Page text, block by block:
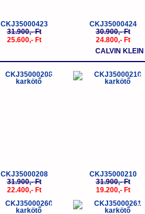
CKJ35000423
31.900,- Ft
25.600,- Ft
CKJ35000424
30.900,- Ft
24.800,- Ft
CALVIN
-30%
CKJ35000208
31.900,- Ft
22.400,- Ft
-
CKJ35000210
31.900,- Ft
19.200,- Ft
-40% -